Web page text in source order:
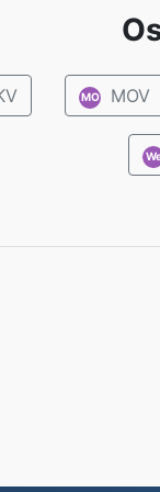
MO MOV